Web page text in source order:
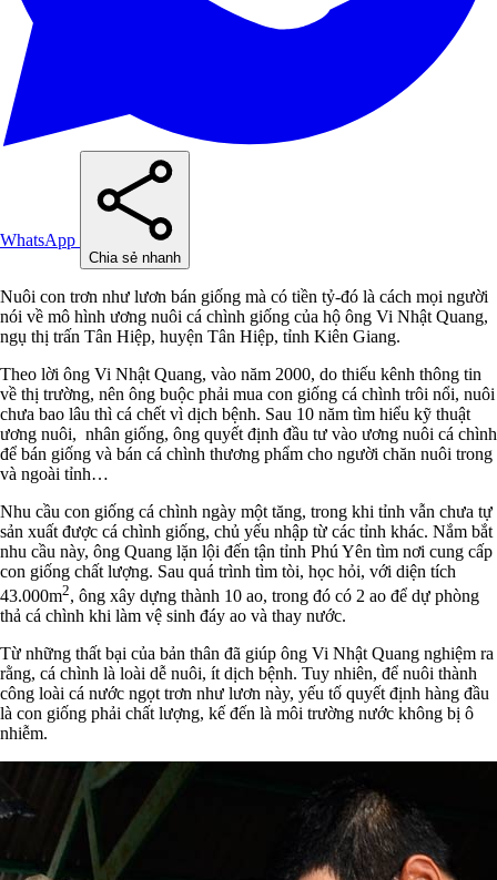
WhatsApp
Chia sẻ nhanh
Nuôi con trơn như lươn bán giống mà có tiền tỷ-đó là cách mọi người
nói về mô hình ương nuôi cá chình giống của hộ ông Vi Nhật Quang,
ngụ thị trấn Tân Hiệp, huyện Tân Hiệp, tỉnh Kiên Giang.
Theo lời ông Vi Nhật Quang, vào năm 2000, do thiếu kênh thông tin
về thị trường, nên ông buộc phải mua con giống cá chình trôi nổi, nuôi
chưa bao lâu thì cá chết vì dịch bệnh. Sau 10 năm tìm hiểu kỹ thuật
ương nuôi, nhân giống, ông quyết định đầu tư vào ương nuôi cá chình
để bán giống và bán cá chình thương phẩm cho người chăn nuôi trong
và ngoài tỉnh…
Nhu cầu con giống cá chình ngày một tăng, trong khi tỉnh vẫn chưa tự
sản xuất được cá chình giống, chủ yếu nhập từ các tỉnh khác. Nắm bắt
nhu cầu này, ông Quang lặn lội đến tận tỉnh Phú Yên tìm nơi cung cấp
con giống chất lượng. Sau quá trình tìm tòi, học hỏi, với diện tích
43.000m2, ông xây dựng thành 10 ao, trong đó có 2 ao để dự phòng
thả cá chình khi làm vệ sinh đáy ao và thay nước.
Từ những thất bại của bản thân đã giúp ông Vi Nhật Quang nghiệm ra
rằng, cá chình là loài dễ nuôi, ít dịch bệnh. Tuy nhiên, để nuôi thành
công loài cá nước ngọt trơn như lươn này, yếu tố quyết định hàng đầu
là con giống phải chất lượng, kế đến là môi trường nước không bị ô
nhiễm.